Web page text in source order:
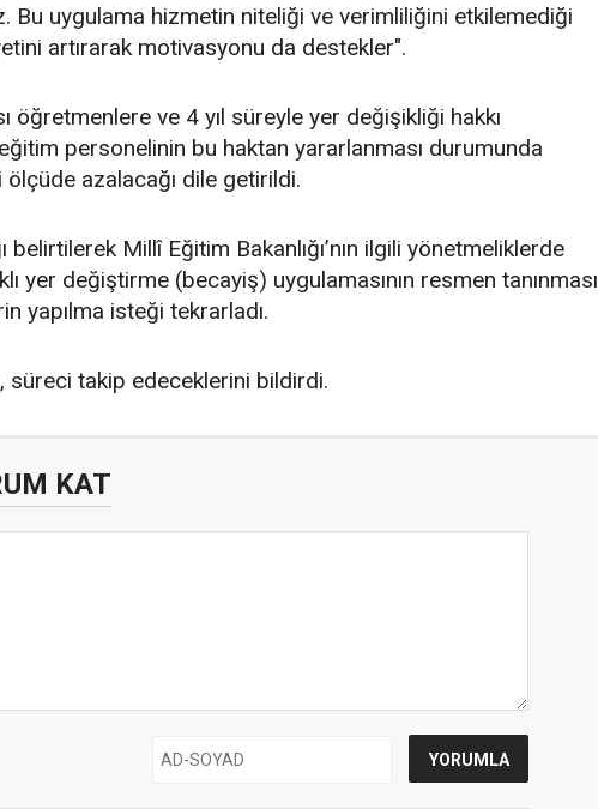
Bu uygulama hizmetin niteliği ve verimliliğini etkilemediği
artırarak motivasyonu da destekler".
öğretmenlere ve 4 yıl süreyle yer değişikliği hakkı
personelinin bu haktan yararlanması durumunda
azalacağı dile getirildi.
belirtilerek Millî Eğitim Bakanlığı’nın ilgili yönetmeliklerde
yer değiştirme (becayiş) uygulamasının resmen tanınması
yapılma isteği tekrarladı.
süreci takip edeceklerini bildirdi.
KAT